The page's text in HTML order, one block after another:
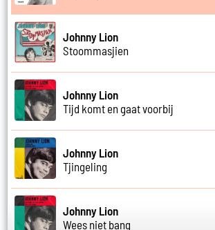
Johnny Lion
Stoommasjien
Johnny Lion
Tijd komt en gaat voorbij
Johnny Lion
Tjingeling
Johnny Lion
Wees niet bang